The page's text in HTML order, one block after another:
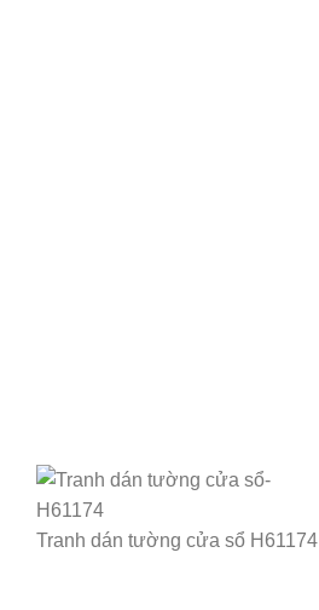
Tranh dán tường cửa sổ H61174